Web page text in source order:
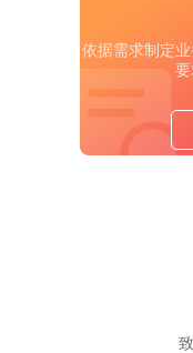
依据需求制定
要